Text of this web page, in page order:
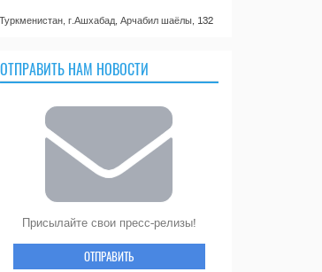
г.Ашхабад, Арчабил шаёлы, 132
ОТПРАВИТЬ НАМ НОВОСТИ
Присылайте свои пресс-релизы!
ОТПРАВИТЬ